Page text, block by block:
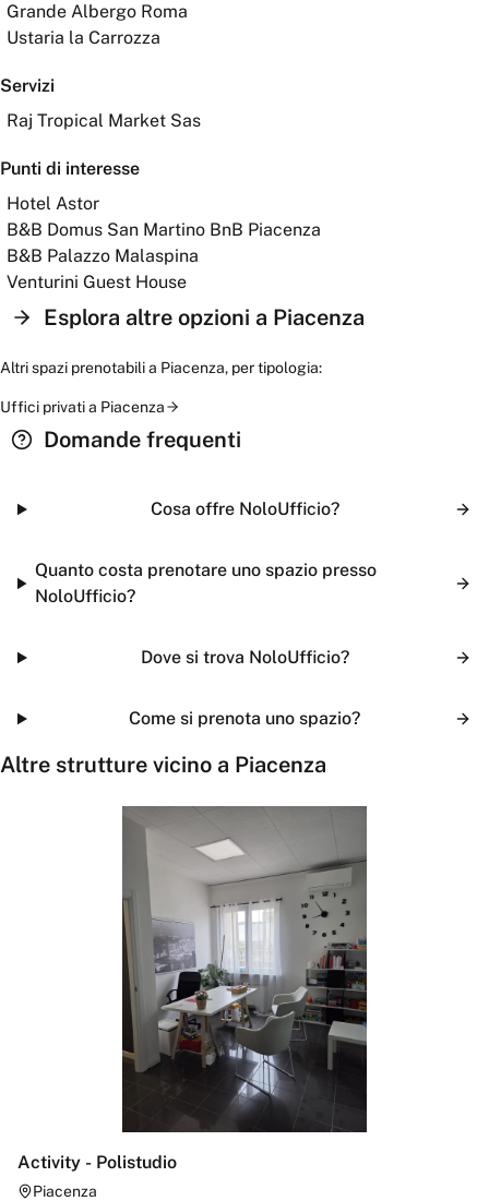
Grande Albergo Roma
Ustaria la Carrozza
Servizi
Raj Tropical Market Sas
Punti di interesse
Hotel Astor
B&B Domus San Martino BnB Piacenza
B&B Palazzo Malaspina
Venturini Guest House
Esplora altre opzioni a Piacenza
Altri spazi prenotabili a Piacenza, per tipologia:
Uffici privatia Piacenza
Domande frequenti
Cosa offre NoloUfficio?
Quanto costa prenotare uno spazio presso
NoloUfficio?
Dove si trova NoloUfficio?
Come si prenota uno spazio?
Altre strutture vicino a Piacenza
Activity - Polistudio
Piacenza